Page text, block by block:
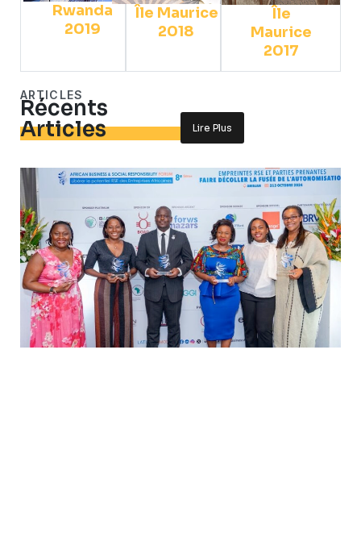
Rwanda
2019
Île Maurice
2018
Île
Maurice
2017
ARTICLES
Récents
Articles Lire Plus